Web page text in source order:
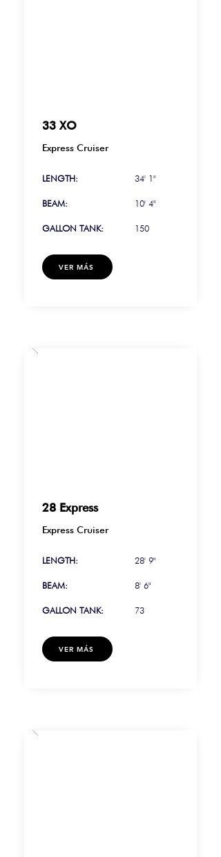
33 XO
Express Cruiser
LENGTH:
BEAM:
GALLON TANK:
34' 1"
10' 4"
150
VER MÁS
28 Express
Express Cruiser
LENGTH:
BEAM:
GALLON TANK:
28' 9"
8' 6"
73
VER MÁS